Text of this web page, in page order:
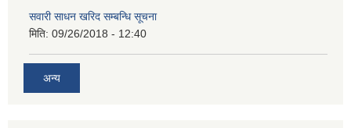
सवारी साधन खरिद सम्बन्धि सूचना
मिति: 09/26/2018 - 12:40
अन्य